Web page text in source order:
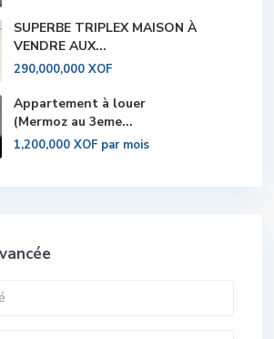
SUPERBE TRIPLEX MAISON À
VENDRE AUX...
290,000,000 XOF
Appartement à louer
(Mermoz au 3eme...
1,200,000 XOF par mois